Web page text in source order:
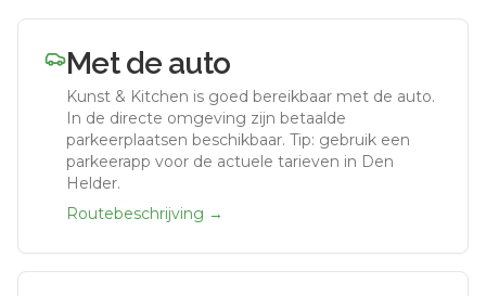
Met de auto
Kunst & Kitchen is goed bereikbaar met de auto.
In de directe omgeving zijn betaalde
parkeerplaatsen beschikbaar. Tip: gebruik een
parkeerapp voor de actuele tarieven in Den
Helder.
Routebeschrijving →